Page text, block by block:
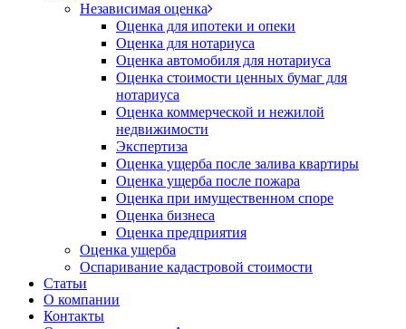
Независимая оценка
Оценка для ипотеки и опеки
Оценка для нотариуса
Оценка автомобиля для нотариуса
Оценка стоимости ценных бумаг для
нотариуса
Оценка коммерческой и нежилой
недвижимости
Экспертиза
Оценка ущерба после залива квартиры
Оценка ущерба после пожара
Оценка при имущественном споре
Оценка бизнеса
Оценка предприятия
Оценка ущерба
Оспаривание кадастровой стоимости
Статьи
О компании
Контакты